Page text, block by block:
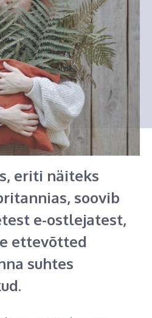
eriti näiteks
soovib
e-ostlejatest,
ettevõtted
suhtes
. ‍